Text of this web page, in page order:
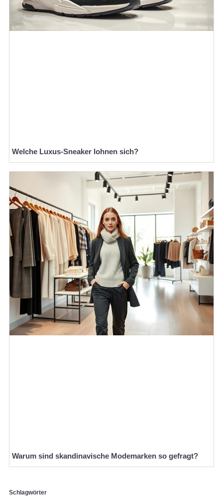
Welche Luxus-Sneaker lohnen sich?
Warum sind skandinavische Modemarken so gefragt?
Schlagwörter